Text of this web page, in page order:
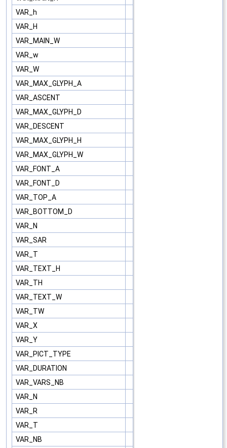
VAR_h
VAR_H
VAR_MAIN_W
VAR_w
VAR_W
VAR_MAX_GLYPH_A
VAR_ASCENT
VAR_MAX_GLYPH_D
VAR_DESCENT
VAR_MAX_GLYPH_H
VAR_MAX_GLYPH_W
VAR_FONT_A
VAR_FONT_D
VAR_TOP_A
VAR_BOTTOM_D
VAR_N
VAR_SAR
VAR_T
VAR_TEXT_H
VAR_TH
VAR_TEXT_W
VAR_TW
VAR_X
VAR_Y
VAR_PICT_TYPE
VAR_DURATION
VAR_VARS_NB
VAR_N
VAR_R
VAR_T
VAR_NB